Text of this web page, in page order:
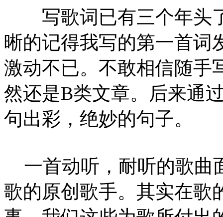
写歌词已有三个年头
晰的记得我写的第一首词
激动不已。不敢相信随手
然还是B类文章。后来通
句出彩，绝妙的句子。
一首动听，耐听的歌曲
歌的原创歌手。其实在歌